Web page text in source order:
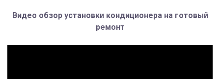
Видео обзор установки кондиционера на готовый
ремонт